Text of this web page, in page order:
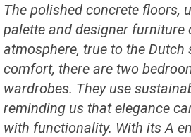
The polished concrete floors,
palette and designer furniture
atmosphere, true to the
comfort, there are two
wardrobes. They use
reminding us that elegance
with functionality. With its A